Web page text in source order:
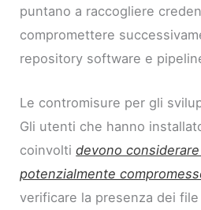
puntano a raccogliere
compromettere
repository software e
Le contromisure per gli
Gli utenti che hanno
coinvoltidevono
potenzialmente
verificare la presenza dei